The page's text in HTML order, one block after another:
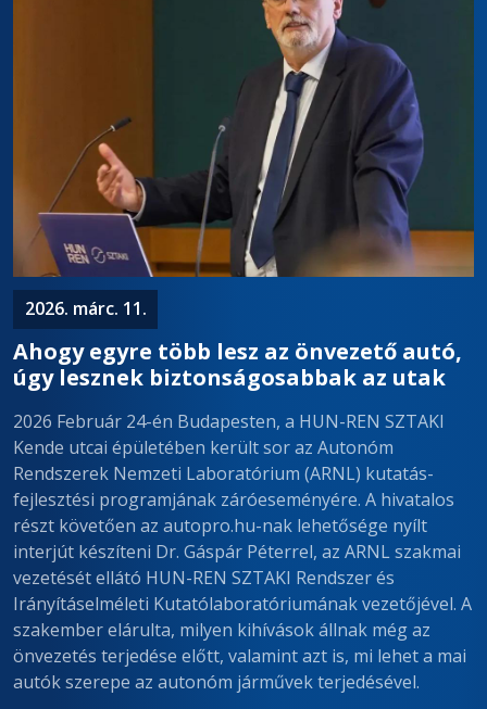
2026. márc. 11.
Ahogy egyre több lesz az önvezető autó,
úgy lesznek biztonságosabbak az utak
2026 Február 24-én Budapesten, a HUN-REN SZTAKI
Kende utcai épületében került sor az Autonóm
Rendszerek Nemzeti Laboratórium (ARNL) kutatás-
fejlesztési programjának záróeseményére. A hivatalos
részt követően az autopro.hu-nak lehetősége nyílt
interjút készíteni Dr. Gáspár Péterrel, az ARNL szakmai
vezetését ellátó HUN-REN SZTAKI Rendszer és
Irányításelméleti Kutatólaboratóriumának vezetőjével. A
szakember elárulta, milyen kihívások állnak még az
önvezetés terjedése előtt, valamint azt is, mi lehet a mai
autók szerepe az autonóm járművek terjedésével.